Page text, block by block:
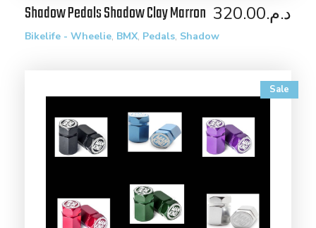
Shadow Pedals Shadow Clay Marron د.م.320.00
Bikelife - Wheelie, BMX, Pedals, Shadow
Sale